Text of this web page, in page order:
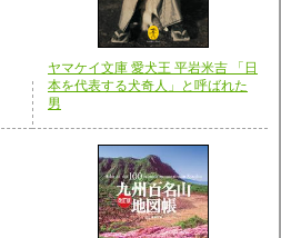
ヤマケイ文庫 愛犬王 平岩米吉 「日
本を代表する犬奇人」と呼ばれた
男